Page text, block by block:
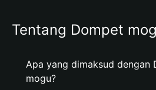
Tentang Dompet
Apa yang dimaksud dengan
mogu?